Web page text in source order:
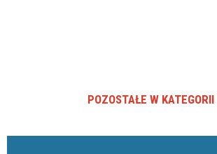
POZOSTAŁE W KATEGORII